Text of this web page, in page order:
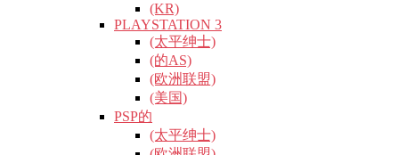
(KR)
PLAYSTATION 3
(太平绅士)
(的AS)
(欧洲联盟)
(美国)
PSP的
(太平绅士)